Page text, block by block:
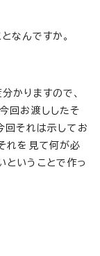
なんですか。
かりますので、
回お渡ししたそ
回それは示してお
れを見て何が必
ということで作っ